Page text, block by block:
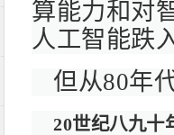
算能力和对
人工智能跌
但从80年
20世纪八九十